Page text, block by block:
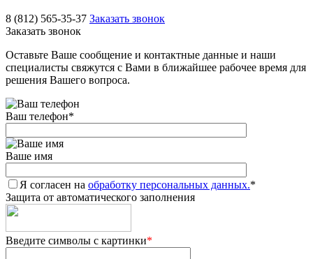
8 (812) 565-35-37 Заказать звонок
Заказать звонок
Оставьте Ваше сообщение и контактные данные и наши
специалисты свяжутся с Вами в ближайшее рабочее время для
решения Вашего вопроса.
Ваш телефон*
Ваше имя
Я согласен на обработку персональных данных.*
Защита от автоматического заполнения
Введите символы с картинки*